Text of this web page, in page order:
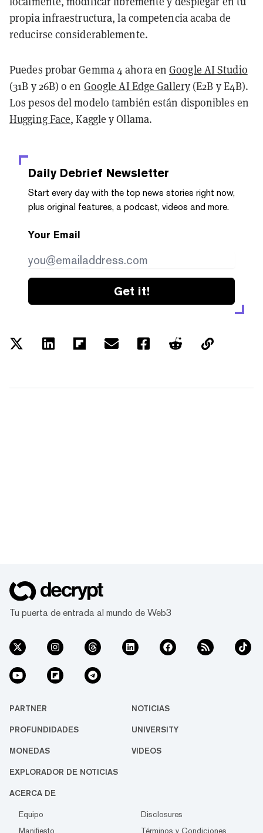
propia infraestructura, la competencia acaba de
reducirse considerablemente.
Puedes probar Gemma 4 ahora enGoogle AI Studio
(31B y 26B) o en Google AI Edge Gallery(E2B y E4B).
Los pesos del modelo también están disponibles en
Hugging Face, Kaggle y Ollama.
Daily Debrief Newsletter
Start every day with the top news stories right now,
plus original features, a podcast, videos and more.
Your Email
Get it!
Tu puerta de entrada al mundo de Web3
PARTNER NOTICIAS
PROFUNDIDADES UNIVERSITY
MONEDAS VIDEOS
EXPLORADOR DE NOTICIAS
ACERCA DE
Equipo
Disclosures
Manifiesto
Términos y Condiciones